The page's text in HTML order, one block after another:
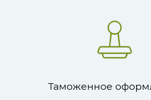
Таможенное